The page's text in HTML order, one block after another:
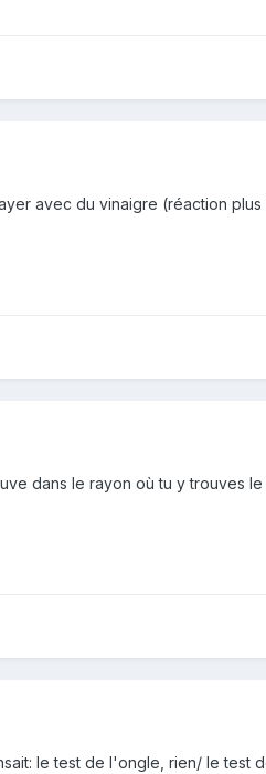
avec du vinaigre (réaction
dans le rayon où tu y trouves le
le test de l'ongle, rien/ le test